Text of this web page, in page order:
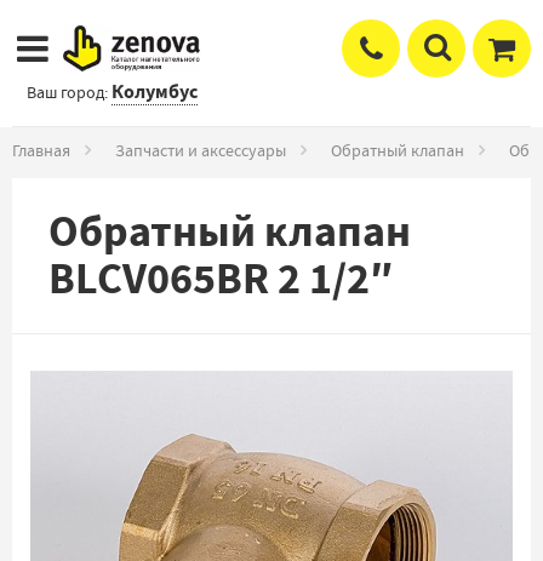
Ваш город: Колумбус
Главная Запчасти и аксессуары Обратный клапан
Обратный клапан
BLCV065BR 2 1/2″